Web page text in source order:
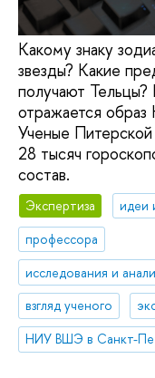
Какому знаку
звезды? Какие
получают Тельцы?
отражается образ
Ученые
28 тысяч
состав.
Экспертиза
идеи
профессора
исследования и
взгляд ученого
НИУ ВШЭ в Санкт-